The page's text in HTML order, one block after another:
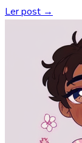
Ler post →